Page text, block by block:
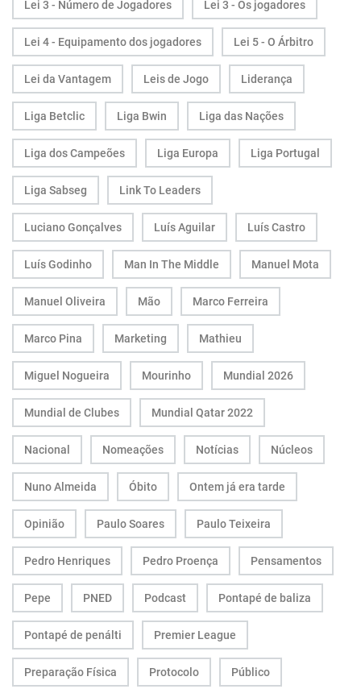
Lei 3 - Número de Jogadores Lei 3 - Os jogadores
Lei 4 - Equipamento dos jogadores Lei 5 - O Árbitro
Lei da Vantagem Leis de Jogo Liderança
Liga Betclic Liga Bwin Liga das Nações
Liga dos Campeões Liga Europa Liga Portugal
Liga Sabseg Link To Leaders
Luciano Gonçalves Luís Aguilar Luís Castro
Luís Godinho Man In The Middle Manuel Mota
Manuel Oliveira Mão Marco Ferreira
Marco Pina Marketing Mathieu
Miguel Nogueira Mourinho Mundial 2026
Mundial de Clubes Mundial Qatar 2022
Nacional Nomeações Notícias Núcleos
Nuno Almeida Óbito Ontem já era tarde
Opinião Paulo Soares Paulo Teixeira
Pedro Henriques Pedro Proença Pensamentos
Pepe PNED Podcast Pontapé de baliza
Pontapé de penálti Premier League
Preparação Física Protocolo Público